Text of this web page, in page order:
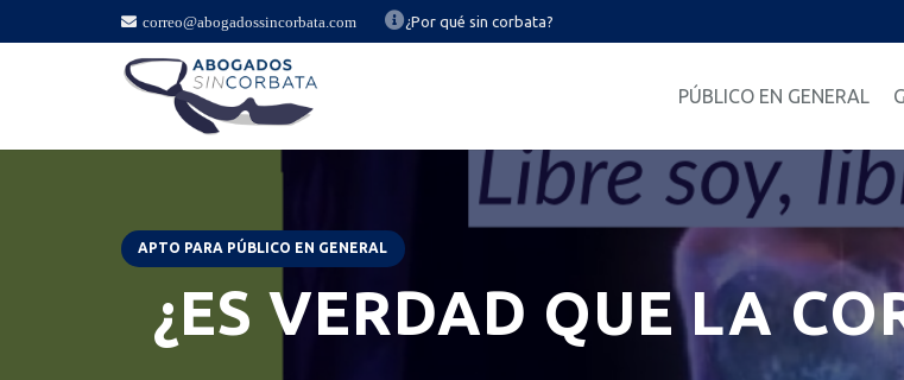
correo@abogadossincorbata.com ¿Por qué sin corbata?
PÚBLICO EN GENERAL
APTO PARA PÚBLICO EN GENERAL
¿ES VERDAD QUE LA